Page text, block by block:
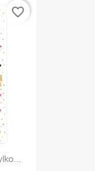
favorite_border